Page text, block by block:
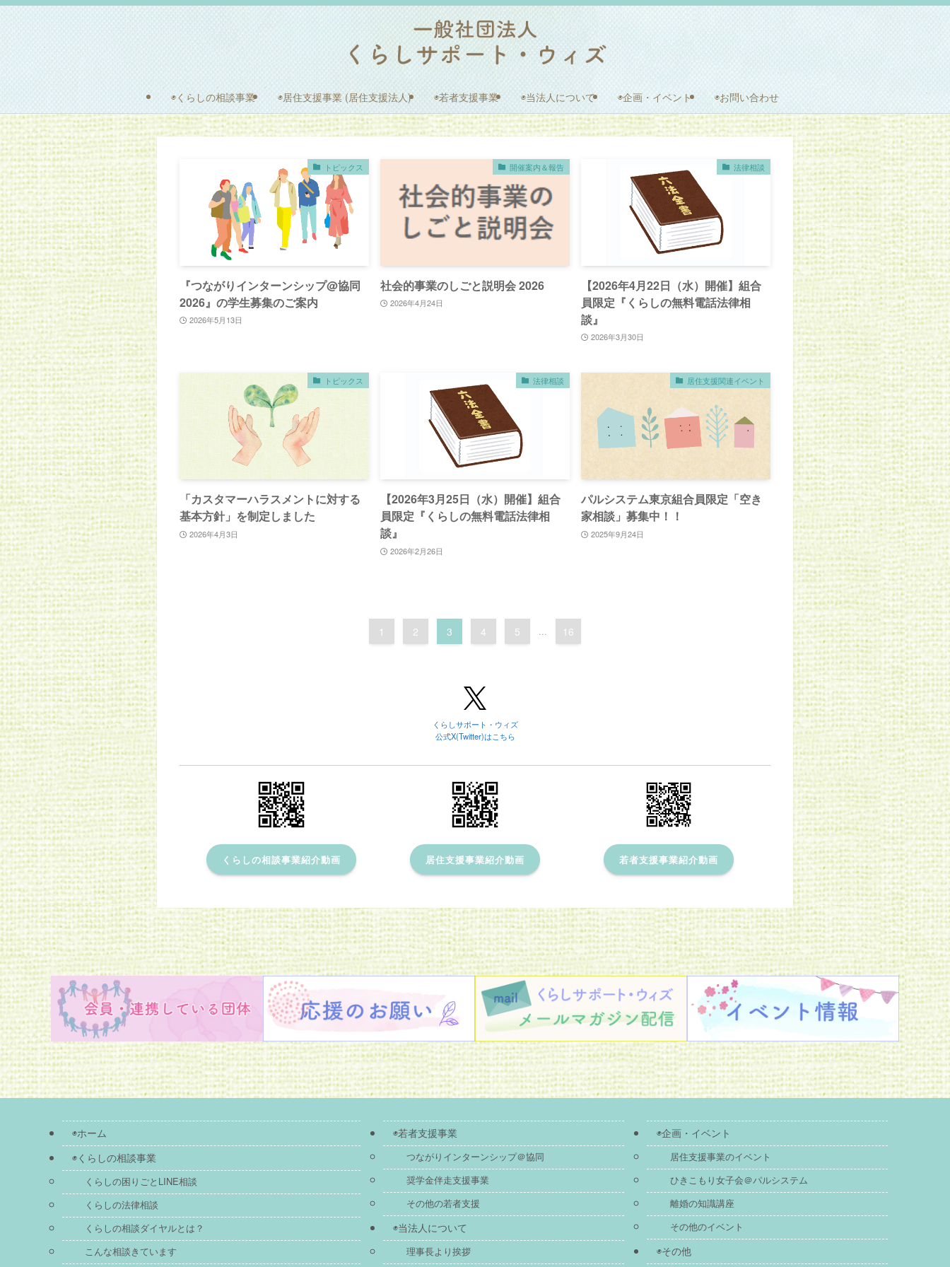
◉くらしの相談事業 ◉居住支援事業 (居住支援法人) ◉若者支援事業 ◉当法人について ◉企画・イベント ◉お問い合わせ
トピックス
『つながりインターンシップ@協同
2026』の学生募集のご案内
2026年5月13日
開催案内＆報告
社会的事業のしごと説明会 2026
2026年4月24日
法律相談
【2026年4月22日（水）開催】組合
員限定『くらしの無料電話法律相
談』
2026年3月30日
トピックス
「カスタマーハラスメントに対する
基本方針」を制定しました
2026年4月3日
法律相談
【2026年3月25日（水）開催】組合
員限定『くらしの無料電話法律相
談』
2026年2月26日
居住支援関連イベント
パルシステム東京組合員限定「空き
家相談」募集中！！
2025年9月24日
1 2 3 4 5 ... 16
くらしサポート・ウィズ
公式X(Twitter)はこちら
くらしの相談事業紹介動画 居住支援事業紹介動画 若者支援事業紹介動画
◉ホーム
◉くらしの相談事業
くらしの困りごとLINE相談
くらしの法律相談
くらしの相談ダイヤルとは？
こんな相談きています
◉若者支援事業
つながりインターンシップ＠協同
奨学金伴走支援事業
その他の若者支援
◉当法人について
理事長より挨拶
◉企画・イベント
居住支援事業のイベント
ひきこもり女子会＠パルシステム
離婚の知識講座
その他のイベント
◉その他